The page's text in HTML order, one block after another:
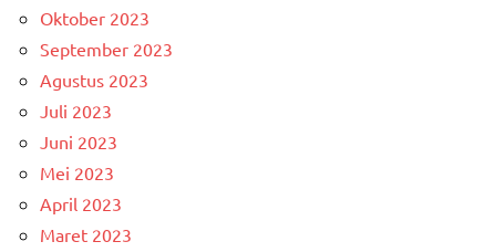
Oktober 2023
September 2023
Agustus 2023
Juli 2023
Juni 2023
Mei 2023
April 2023
Maret 2023